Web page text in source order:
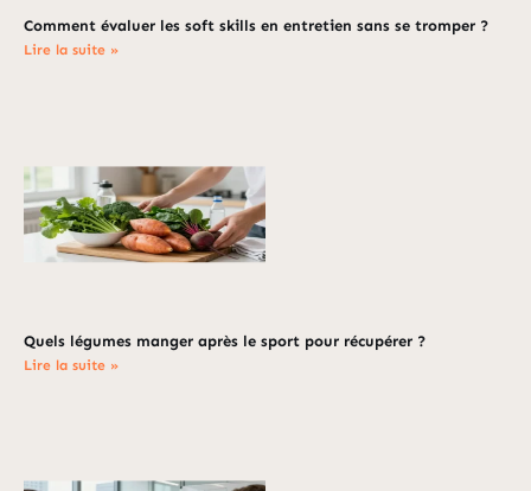
Comment évaluer les soft skills en entretien sans se tromper ?
Lire la suite »
Quels légumes manger après le sport pour récupérer ?
Lire la suite »